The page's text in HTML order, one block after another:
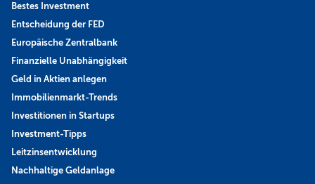
Bestes Investment
Entscheidung der FED
Europäische Zentralbank
Finanzielle Unabhängigkeit
Geld in Aktien anlegen
Immobilienmarkt-Trends
Investitionen in Startups
Investment-Tipps
Leitzinsentwicklung
Nachhaltige Geldanlage